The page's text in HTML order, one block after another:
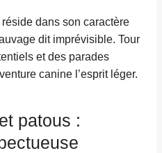
dans son caractère
dit imprévisible. Tour
et des parades
canine l’esprit léger.
patous :